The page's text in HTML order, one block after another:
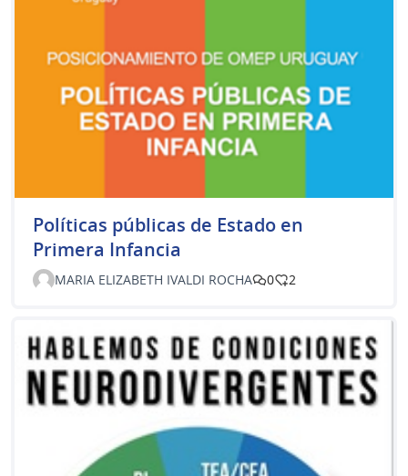
Políticas públicas de Estado en
Primera Infancia
MARIA ELIZABETH IVALDI ROCHA 0 2